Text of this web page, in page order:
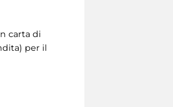
carta di
per il